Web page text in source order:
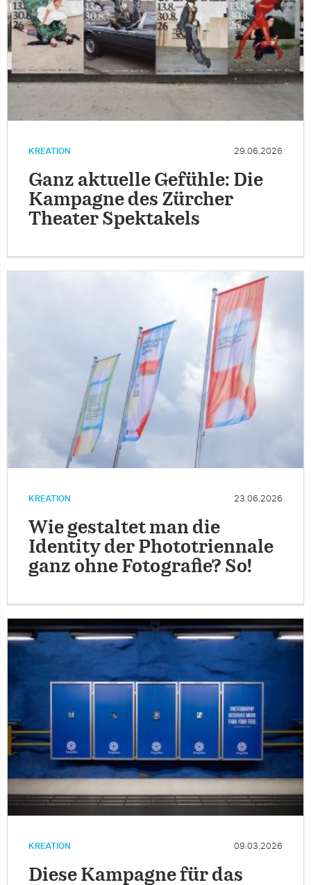
KREATION 29.06.2026
Ganz aktuelle Gefühle: Die
Kampagne des Zürcher
Theater Spektakels
KREATION 23.06.2026
Wie gestaltet man die
Identity der Phototriennale
ganz ohne Fotografie? So!
KREATION 09.03.2026
Diese Kampagne für das